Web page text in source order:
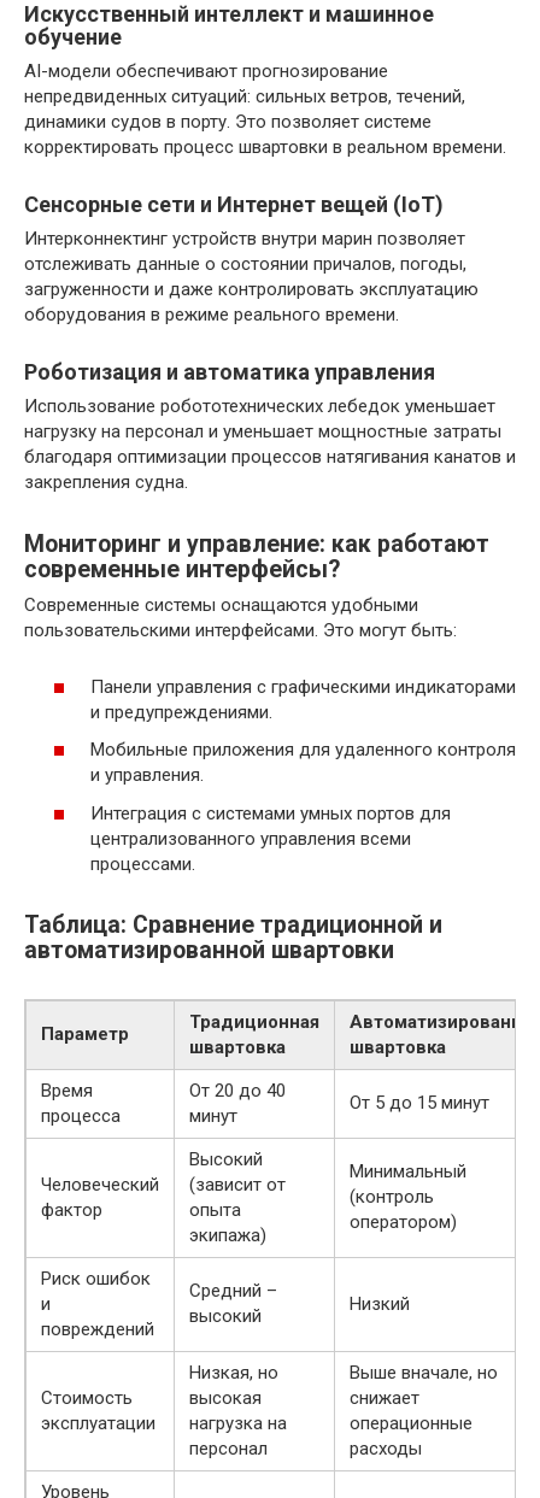
Искусственный интеллект и машинное
обучение
AI-модели обеспечивают прогнозирование
непредвиденных ситуаций: сильных ветров, течений,
динамики судов в порту. Это позволяет системе
корректировать процесс швартовки в реальном времени.
Сенсорные сети и Интернет вещей (IoT)
Интерконнектинг устройств внутри марин позволяет
отслеживать данные о состоянии причалов, погоды,
загруженности и даже контролировать эксплуатацию
оборудования в режиме реального времени.
Роботизация и автоматика управления
Использование робототехнических лебедок уменьшает
нагрузку на персонал и уменьшает мощностные затраты
благодаря оптимизации процессов натягивания канатов и
закрепления судна.
Мониторинг и управление: как работают
современные интерфейсы?
Современные системы оснащаются удобными
пользовательскими интерфейсами. Это могут быть:
Панели управления с графическими индикаторами
и предупреждениями.
Мобильные приложения для удаленного контроля
и управления.
Интеграция с системами умных портов для
централизованного управления всеми
процессами.
Таблица: Сравнение традиционной и
автоматизированной швартовки
Параметр
Традиционная
швартовка
Автоматизированная
швартовка
Время
процесса
От 20 до 40
минут
От 5 до 15 минут
Человеческий
фактор
Высокий
(зависит от
опыта
экипажа)
Минимальный
(контроль
оператором)
Риск ошибок
и
повреждений
Средний –
высокий
Низкий
Стоимость
эксплуатации
Низкая, но
высокая
нагрузка на
персонал
Выше вначале, но
снижает
операционные
расходы
Уровень